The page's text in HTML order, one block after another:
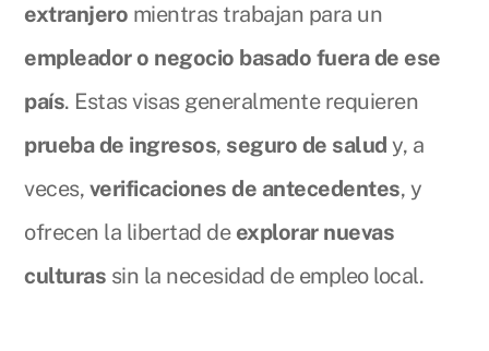
extranjero mientras trabajan para un
empleador o negocio basado fuera de ese
país. Estas visas generalmente requieren
prueba de ingresos, seguro de salud y, a
veces, verificaciones de antecedentes, y
ofrecen la libertad de explorar nuevas
culturas sin la necesidad de empleo local.